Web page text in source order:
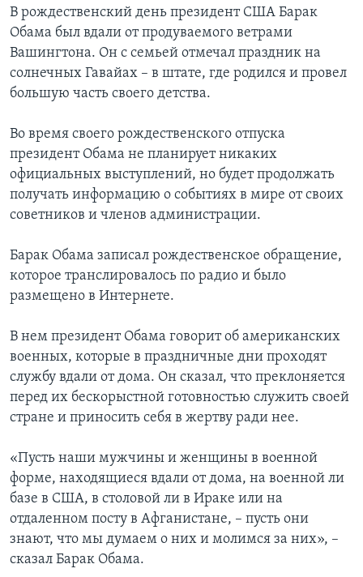
поискДИСКУССИЯ VOA
ДЕТАЛИ
НЬЮ-ЙОРК NEW YORK
АМЕРИКА. БОЛЬШОЕ ПУТЕШЕСТВИЕ
АРТЕФАКТЫ
АМЕРИКАНСКИЕ ГОРОДКИ
ТЕСТЫ
ЗА СВОБОДУ ПРЕССЫ
УЧИМ АНГЛИЙСКИЙ
ВИДЕО
ПОДПИСКА НА НОВОСТИ
Learning English
СОЦИАЛЬНЫЕ СЕТИ
Языки
В рождественский день президент США Барак
Обама был вдали от продуваемого ветрами
Вашингтона. Он с семьей отмечал праздник на
солнечных Гавайах – в штате, где родился и провел
большую часть своего детства.
Во время своего рождественского отпуска
президент Обама не планирует никаких
официальных выступлений, но будет продолжать
получать информацию о событиях в мире от своих
советников и членов администрации.
Барак Обама записал рождественское обращение,
которое транслировалось по радио и было
размещено в Интернете.
В нем президент Обама говорит об американских
военных, которые в праздничные дни проходят
службу вдали от дома. Он сказал, что преклоняется
перед их бескорыстной готовностью служить своей
стране и приносить себя в жертву ради нее.
«Пусть наши мужчины и женщины в военной
форме, находящиеся вдали от дома, на военной ли
базе в США, в столовой ли в Ираке или на
отдаленном посту в Афганистане, – пусть они
знают, что мы думаем о них и молимся за них», –
сказал Барак Обама.